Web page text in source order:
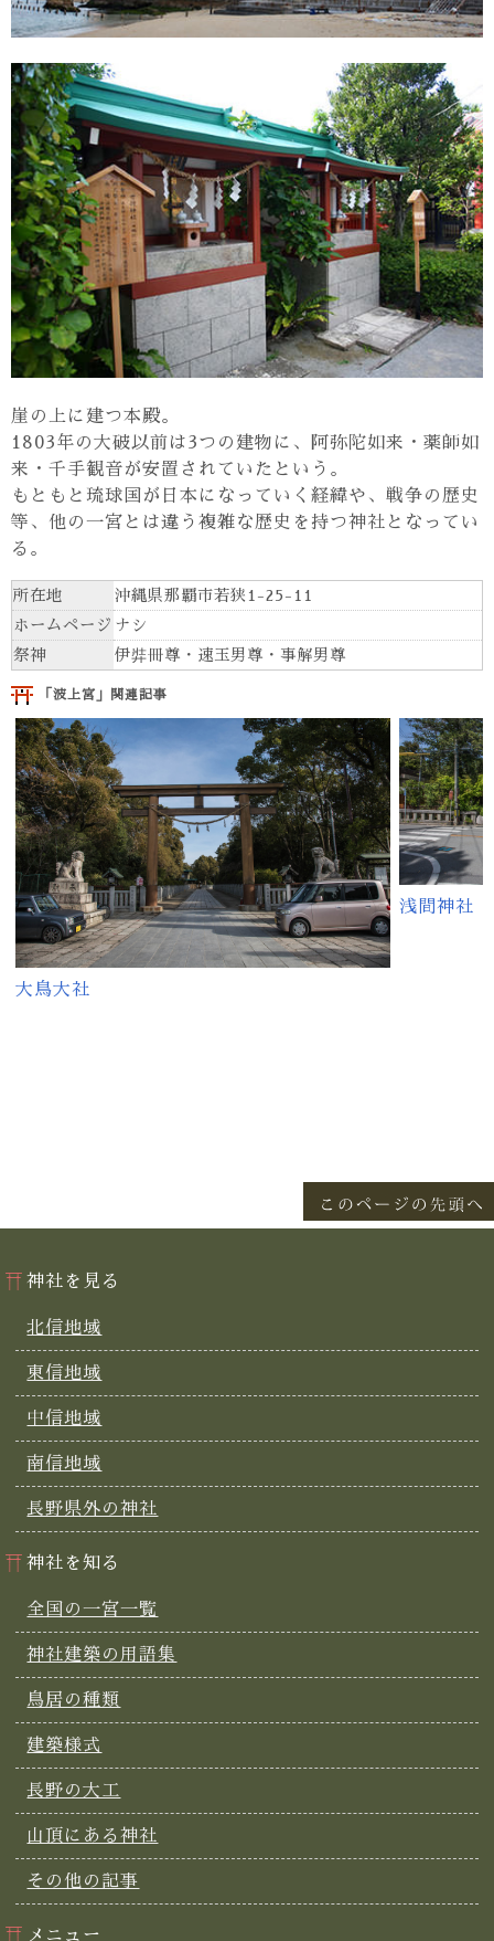
崖の上に建つ本殿。
1803年の大破以前は3つの建物に、阿弥陀如来・薬師如
来・千手観音が安置されていたという。
もともと琉球国が日本になっていく経緯や、戦争の歴史
等、他の一宮とは違う複雑な歴史を持つ神社となってい
る。
所在地
沖縄県那覇市若狭1-25-11
ホームページ ナシ
祭神
伊弉冊尊・速玉男尊・事解男尊
「波上宮」関連記事
大鳥大社
浅間神社
神社を見る
北信地域
東信地域
中信地域
南信地域
長野県外の神社
神社を知る
全国の一宮一覧
神社建築の用語集
鳥居の種類
建築様式
長野の大工
山頂にある神社
その他の記事
メニュー